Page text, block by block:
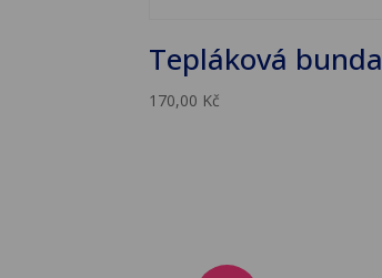
Tepláková bunda
170,00 Kč